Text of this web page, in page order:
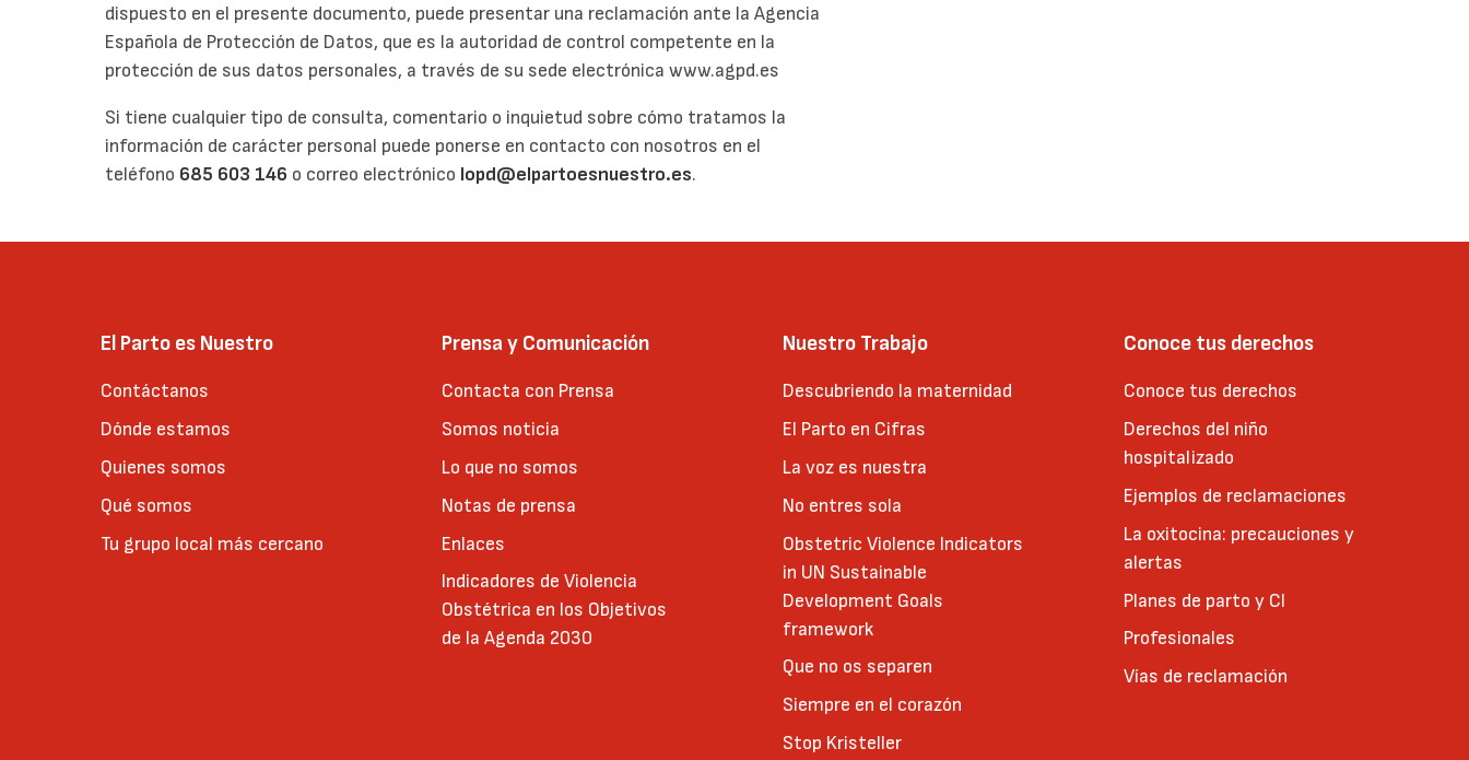
dispuesto en el presente documento, puede presentar una reclamación ante la Agencia
Española de Protección de Datos, que es la autoridad de control competente en la
protección de sus datos personales, a través de su sede electrónica www.agpd.es
Si tiene cualquier tipo de consulta, comentario o inquietud sobre cómo tratamos la
información de carácter personal puede ponerse en contacto con nosotros en el
teléfono 685 603 146 o correo electrónico lopd@elpartoesnuestro.es.
El Parto es Nuestro
Contáctanos
Dónde estamos
Quienes somos
Qué somos
Tu grupo local más cercano
Prensa y Comunicación
Contacta con Prensa
Somos noticia
Lo que no somos
Notas de prensa
Enlaces
Indicadores de Violencia
Obstétrica en los Objetivos
de la Agenda 2030
Nuestro Trabajo
Descubriendo la maternidad
El Parto en Cifras
La voz es nuestra
No entres sola
Obstetric Violence Indicators
in UN Sustainable
Development Goals
framework
Que no os separen
Siempre en el corazón
Stop Kristeller
Conoce tus derechos
Conoce tus derechos
Derechos del niño
hospitalizado
Ejemplos de reclamaciones
La oxitocina: precauciones y
alertas
Planes de parto y CI
Profesionales
Vías de reclamación